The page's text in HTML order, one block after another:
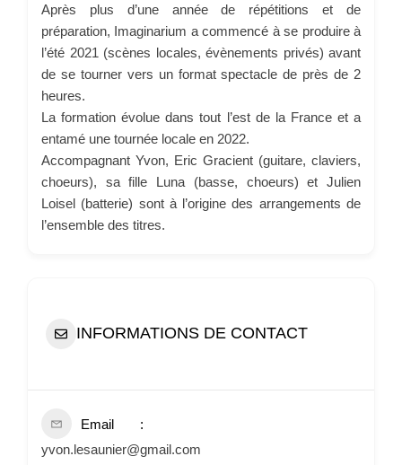
Après plus d’une année de répétitions et de
préparation, Imaginarium a commencé à se produire à
l’été 2021 (scènes locales, évènements privés) avant
de se tourner vers un format spectacle de près de 2
heures.
La formation évolue dans tout l’est de la France et a
entamé une tournée locale en 2022.
Accompagnant Yvon, Eric Gracient (guitare, claviers,
choeurs), sa fille Luna (basse, choeurs) et Julien
Loisel (batterie) sont à l’origine des arrangements de
l’ensemble des titres.
INFORMATIONS DE CONTACT
Email
yvon.lesaunier@gmail.com